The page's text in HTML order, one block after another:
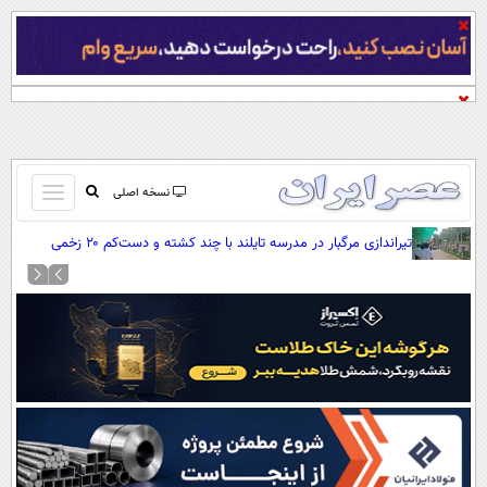
نسخه اصلی
باز
و
بسته
کردن
صفحه اول
نظرسنجی
آب و هوا
اوقات شرعی
پیوند ها
سواد زندگی
تیراندازی مرگبار در مدرسه تایلند با چند کشته و دست‌کم ۲۰ زخمی